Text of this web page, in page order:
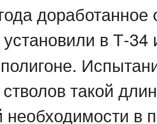
установили в Т-
стволов такой
необходимости в